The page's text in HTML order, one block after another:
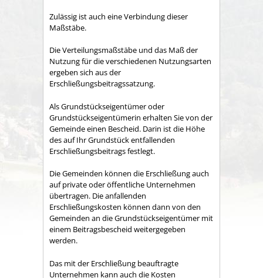
Zulässig ist auch eine Verbindung dieser
Maßstäbe.
Die Verteilungsmaßstäbe und das Maß der
Nutzung für die verschiedenen Nutzungsarten
ergeben sich aus der
Erschließungsbeitragssatzung.
Als Grundstückseigentümer oder
Grundstückseigentümerin erhalten Sie von der
Gemeinde einen Bescheid. Darin ist die Höhe
des auf Ihr Grundstück entfallenden
Erschließungsbeitrags festlegt.
Die Gemeinden können die Erschließung auch
auf private oder öffentliche Unternehmen
übertragen. Die anfallenden
Erschließungskosten können dann von den
Gemeinden an die Grundstückseigentümer mit
einem Beitragsbescheid weitergegeben
werden.
Das mit der Erschließung beauftragte
Unternehmen kann auch die Kosten